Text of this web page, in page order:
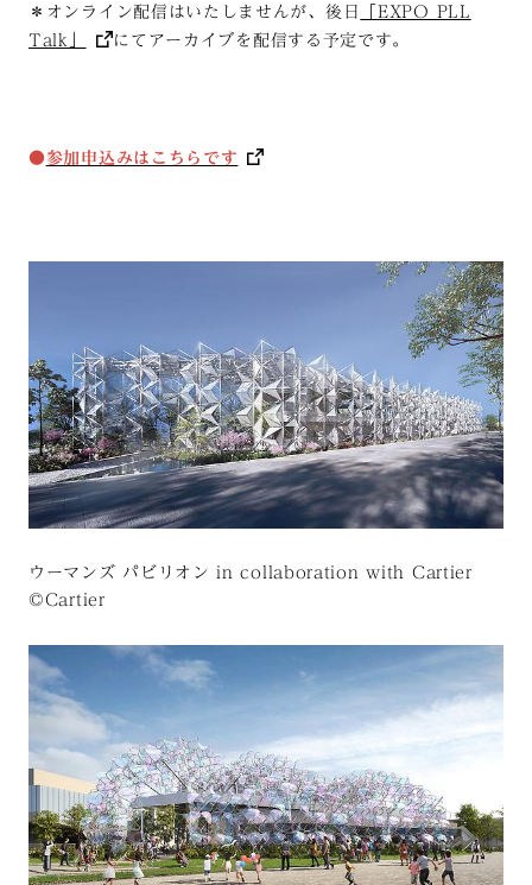
＊オンライン配信はいたしませんが、後日
「EXPO PLL
Talk」
にてアーカイブを配信する予定です。
●参加申込みはこちらです
ウーマンズ パビリオン in collaboration with Cartier
©Cartier